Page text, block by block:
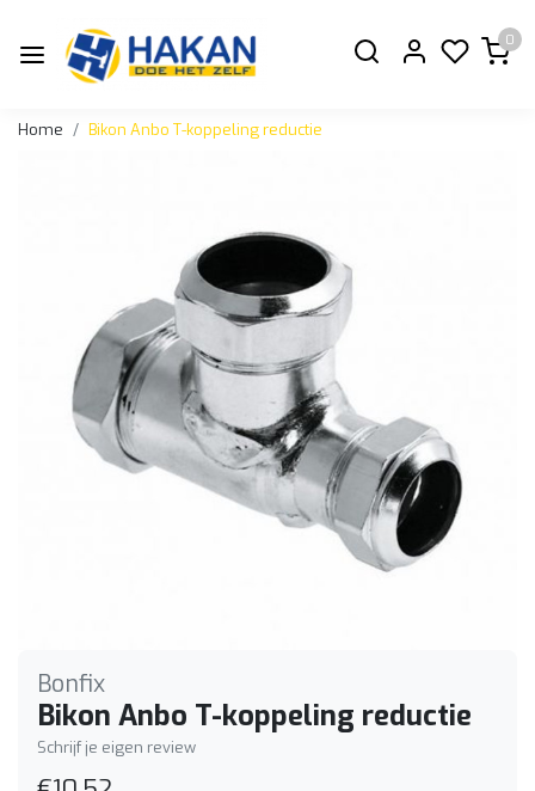
0
Home Bikon Anbo T-koppeling reductie
Bonfix
Bikon Anbo T-koppeling reductie
Schrijf je eigen review